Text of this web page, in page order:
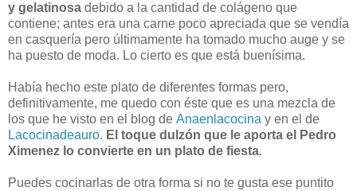
y gelatinosa debido a la cantidad de colágeno que
contiene; antes era una carne poco apreciada que se vendía
en casquería pero últimamente ha tomado mucho auge y se
ha puesto de moda. Lo cierto es que está buenísima.
Había hecho este plato de diferentes formas pero,
definitivamente, me quedo con éste que es una mezcla de
los que he visto en el blog de Anaenlacocina y en el de
Lacocinadeauro. El toque dulzón que le aporta el Pedro
Ximenez lo convierte en un plato de fiesta.
Puedes cocinarlas de otra forma si no te gusta ese puntito